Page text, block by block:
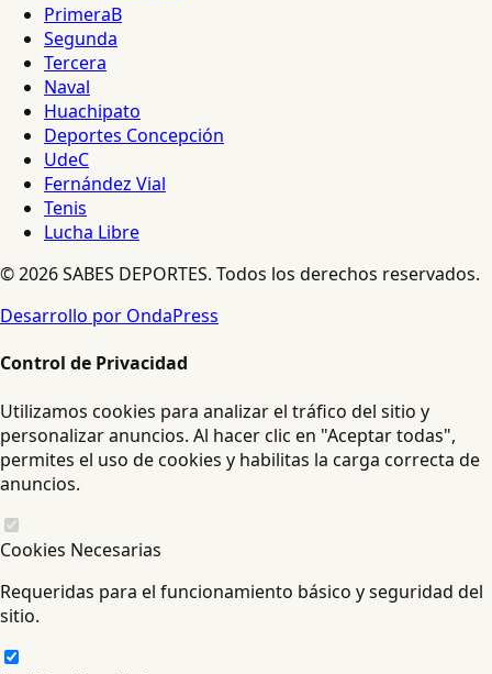
PrimeraB
Segunda
Tercera
Naval
Huachipato
Deportes Concepción
UdeC
Fernández Vial
Tenis
Lucha Libre
© 2026 SABES DEPORTES. Todos los derechos reservados.
Desarrollo por OndaPress
Control de Privacidad
Utilizamos cookies para analizar el tráfico del sitio y
personalizar anuncios. Al hacer clic en "Aceptar todas",
permites el uso de cookies y habilitas la carga correcta de
anuncios.
Cookies Necesarias
Requeridas para el funcionamiento básico y seguridad del
sitio.